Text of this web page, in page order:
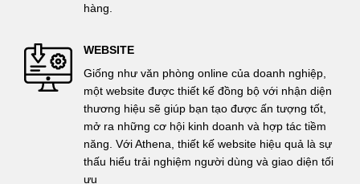
hàng.
WEBSITE
Giống như văn phòng online của doanh nghiệp,
một website được thiết kế đồng bộ với nhận diện
thương hiệu sẽ giúp bạn tạo được ấn tượng tốt,
mở ra những cơ hội kinh doanh và hợp tác tiềm
năng. Với Athena, thiết kế website hiệu quả là sự
thấu hiểu trải nghiệm người dùng và giao diện tối
ưu